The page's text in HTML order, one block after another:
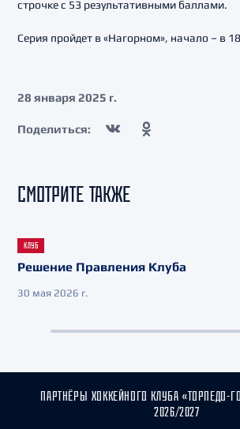
строчке с 53 результативными баллами.
Серия пройдет в «Нагорном», начало – в
28 января 2025 г.
Поделиться:
СМОТРИТЕ ТАКЖЕ
КЛУБ
Решение Правления Клуба
30 мая 2026 г.
ПАРТНЁРЫ ХОККЕЙНОГО КЛУБА «ТОРПЕДО-
2026/2027